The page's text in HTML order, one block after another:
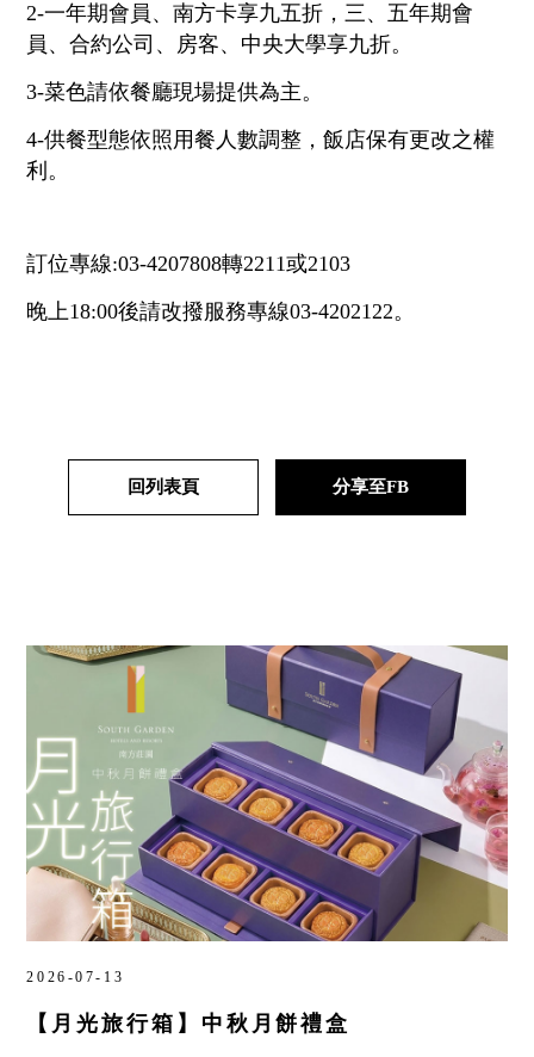
2-一年期會員、南方卡享九五折，三、五年期會
員、合約公司、房客、中央大學享九折。
3-菜色請依餐廳現場提供為主。
4-供餐型態依照用餐人數調整，飯店保有更改之權
利。
訂位專線:03-4207808轉2211或2103
晚上18:00後請改撥服務專線03-4202122。
回列表頁 分享至FB
2026-07-13
【月光旅行箱】中秋月餅禮盒